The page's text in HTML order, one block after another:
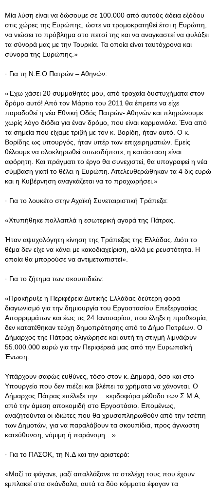
Μία λύση είναι να δώσουμε σε 100.000 από αυτούς άδεια εξόδου
στις χώρες της Ευρώπης, ώστε να τρομοκρατηθεί έτσι η Ευρώπη,
να νιώσει το πρόβλημα στο πετσί της και να αναγκαστεί να φυλάξει
τα σύνορά μας με την Τουρκία. Τα οποία είναι ταυτόχρονα και
σύνορα της Ευρώπης.»
· Για τη Ν.Ε.Ο Πατρών – Αθηνών:
«Έχω χάσει 20 συμμαθητές μου, από τροχαία δυστυχήματα στον
δρόμο αυτό! Από τον Μάρτιο του 2011 θα έπρεπε να είχε
παραδοθεί η νέα Εθνική Οδός Πατρών- Αθηνών και πληρώνουμε
χωρίς λόγο διόδια για έναν δρόμο, που είναι καρμανιόλα. Ένα από
τα σημεία που είχαμε τριβή με τον κ. Βορίδη, ήταν αυτό. Ο κ.
Βορίδης ως υπουργός, ήταν υπέρ των επιχειρηματιών. Εμείς
θέλουμε να ολοκληρωθεί οπωσδήποτε, η κατάσταση είναι
αφόρητη. Και πράγματι το έργο θα συνεχιστεί, θα υπογραφεί η νέα
σύμβαση γιατί το θέλει η Ευρώπη. Απελευθερώθηκαν τα 4 δις ευρώ
και η Κυβέρνηση αναγκάζεται να το προχωρήσει.»
· Για το λουκέτο στην Αχαϊκή Συνεταιριστική Τράπεζα:
«Χτυπήθηκε πολλαπλά η εσωτερική αγορά της Πάτρας.
Ήταν αψυχολόγητη κίνηση της Τράπεζας της Ελλάδας. Διότι το
θέμα δεν είχε να κάνει με κακοδιαχείριση, αλλά με ρευστότητα. Η
οποία θα μπορούσε να αντιμετωπιστεί».
· Για το ζήτημα των σκουπιδιών:
«Προκήρυξε η Περιφέρεια Δυτικής Ελλάδας δεύτερη φορά
διαγωνισμό για την δημιουργία του Εργοστασίου Επεξεργασίας
Απορριμμάτων και έως τις 24 Ιανουαρίου, που έληξε η προθεσμία,
δεν κατατέθηκαν τεύχη δημοπράτησης από το Δήμο Πατρέων. Ο
Δήμαρχος της Πάτρας ολιγώρησε και αυτή τη στιγμή λιμνάζουν
55.000.000 ευρώ για την Περιφέρειά μας από την Ευρωπαϊκή
Ένωση.
Υπάρχουν σαφώς ευθύνες, τόσο στον κ. Δημαρά, όσο και στο
Υπουργείο που δεν πιέζει και βλέπει τα χρήματα να χάνονται. Ο
Δήμαρχος Πάτρας επέλεξε την …κερδοφόρα μέθοδο των Σ.Μ.Α,
από την άμεση αποκομιδή στο Εργοστάσιο. Επομένως,
αναζητούνται οι ιδιώτες που θα χρυσοπληρωθούν από την τσέπη
των Δημοτών, για να παραλάβουν τα σκουπίδια, προς άγνωστη
κατεύθυνση, νόμιμη ή παράνομη…»
· Για το ΠΑΣΟΚ, τη Ν.Δ και την αριστερά:
«Μαζί τα φάγανε, μαζί απαλλάξανε τα στελέχη τους που έχουν
εμπλακεί στα σκάνδαλα, αυτά τα δύο κόμματα έφαγαν τα